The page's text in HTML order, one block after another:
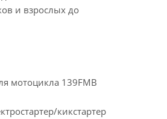
и взрослых до
мотоцикла 139FMB
кикстартер